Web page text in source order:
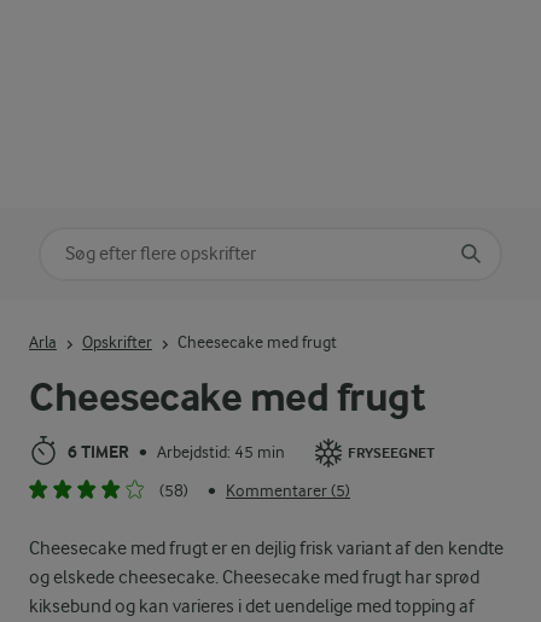
Cheesecake med frugt
6 TIMER • Arbejdstid: 45 min FRYSEEGNET
(58) • Kommentarer (5)
Cheesecake med frugt er en dejlig frisk variant af den kendte
og elskede cheesecake. Cheesecake med frugt har sprød
kiksebund og kan varieres i det uendelige med topping af
Arla Opskrifter Cheesecake med frugt
Søg på kategori